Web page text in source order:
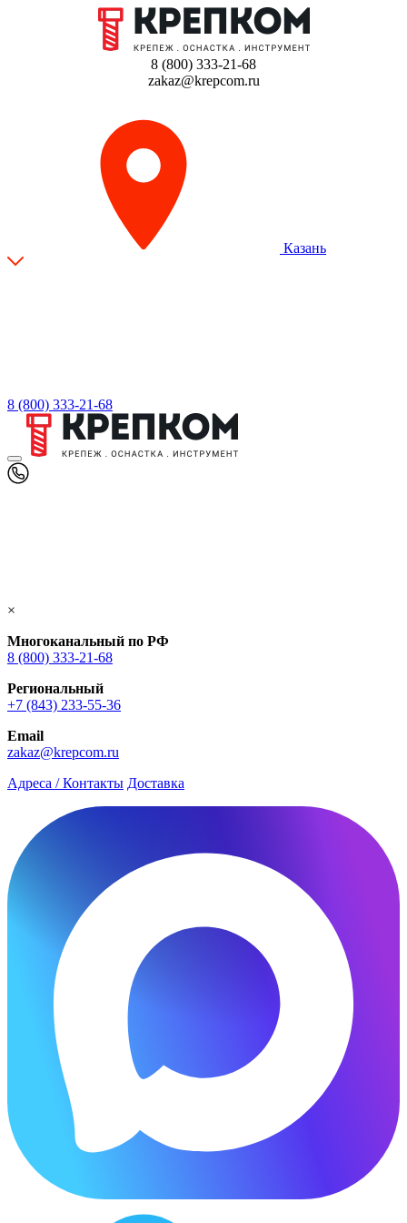
8 (800) 333-21-68
zakaz@krepcom.ru
Казань
8 (800) 333-21-68
×
Многоканальный по РФ
8 (800) 333‑21-68
Региональный
+7 (843) 233-55-36
Email
zakaz@krepcom.ru
Адреса / Контакты Доставка